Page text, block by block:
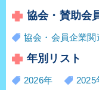
協会・賛助会
協会・会員企業関
年別リスト
2026年 2025